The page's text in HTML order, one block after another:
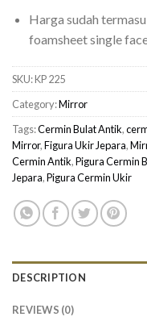
Harga sudah
foamsheet single
SKU:KP 225
Category:Mirror
Tags:Cermin Bulat Antik,
Mirror,Figura Ukir Jepara,
Cermin Antik,Pigura Cermin
Jepara,Pigura Cermin Ukir
DESCRIPTION
REVIEWS (0)